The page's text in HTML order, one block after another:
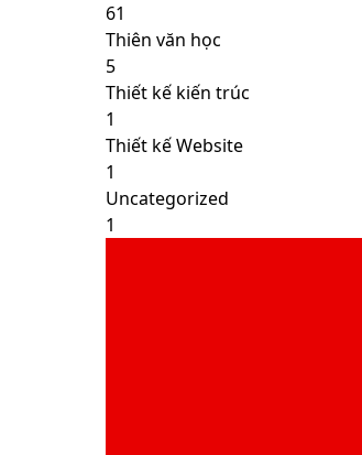
61
Thiên văn học
5
Thiết kế kiến trúc
1
Thiết kế Website
1
Uncategorized
1